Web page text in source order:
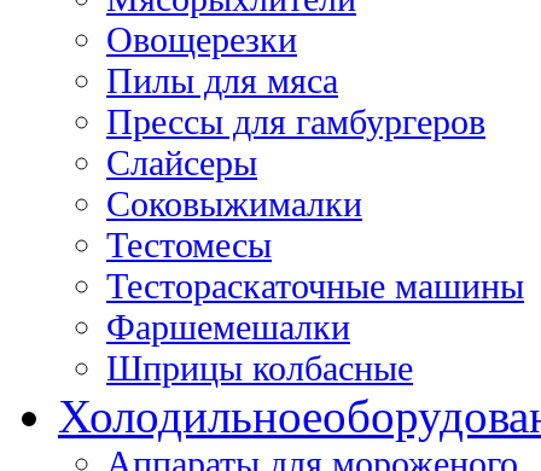
Овощерезки
Пилы для мяса
Прессы для гамбургеров
Слайсеры
Соковыжималки
Тестомесы
Тестораскаточные машины
Фаршемешалки
Шприцы колбасные
Холодильное
Аппараты для мороженого